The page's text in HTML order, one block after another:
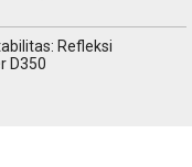
Refleksi
D350